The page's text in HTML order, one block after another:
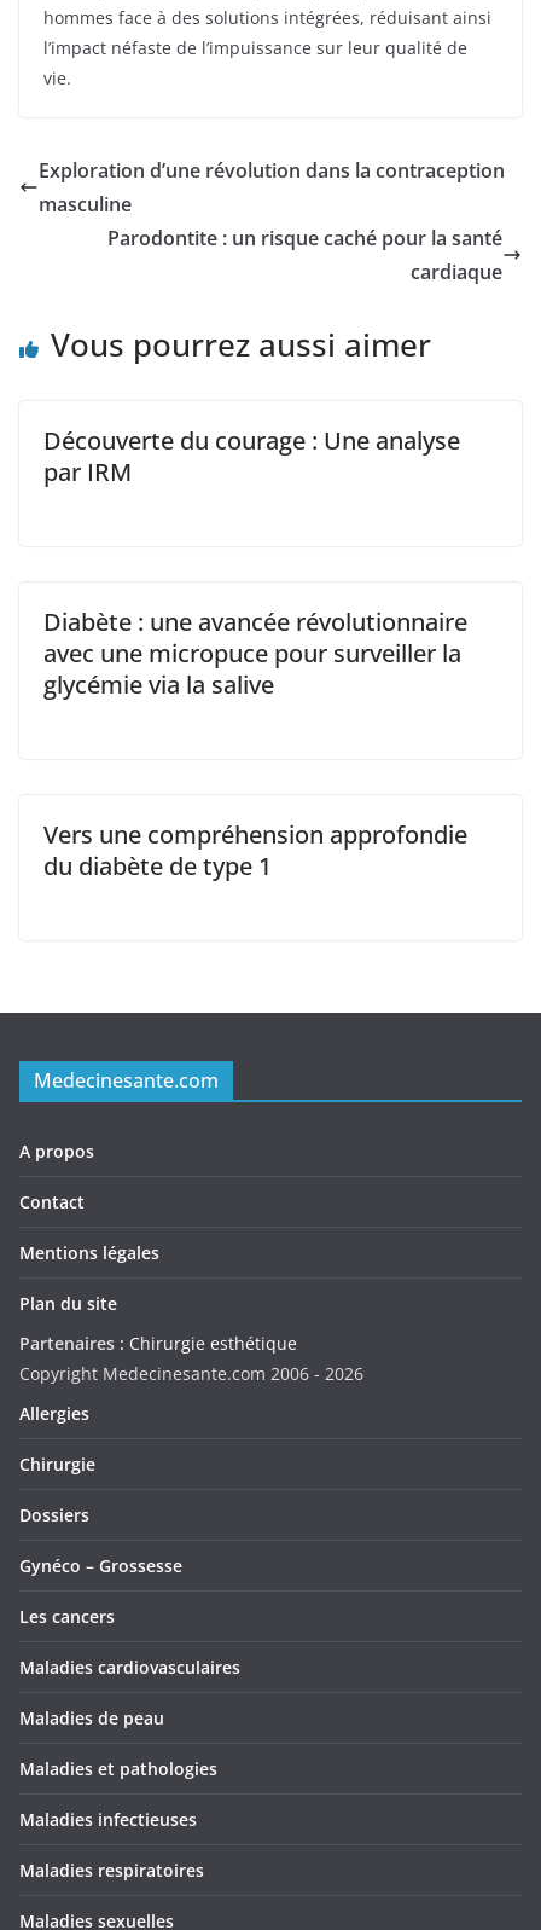
hommes face à des solutions intégrées, réduisant ainsi
l’impact néfaste de l’impuissance sur leur qualité de
vie.
Exploration d’une révolution dans la contraception
masculine
Parodontite : un risque caché pour la santé
cardiaque
Vous pourrez aussi aimer
Découverte du courage : Une analyse
par IRM
Diabète : une avancée révolutionnaire
avec une micropuce pour surveiller la
glycémie via la salive
Vers une compréhension approfondie
du diabète de type 1
Medecinesante.com
A propos
Contact
Mentions légales
Plan du site
Partenaires : Chirurgie esthétique
Copyright Medecinesante.com 2006 - 2026
Allergies
Chirurgie
Dossiers
Gynéco – Grossesse
Les cancers
Maladies cardiovasculaires
Maladies de peau
Maladies et pathologies
Maladies infectieuses
Maladies respiratoires
Maladies sexuelles